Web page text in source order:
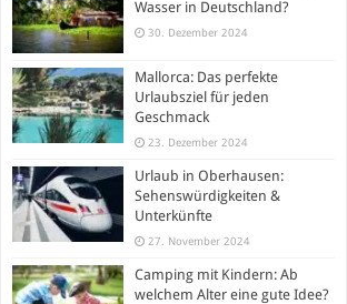
Wasser in Deutschland?
30. Dezember 2024
Mallorca: Das perfekte
Urlaubsziel für jeden
Geschmack
23. Dezember 2024
Urlaub in Oberhausen:
Sehenswürdigkeiten &
Unterkünfte
27. November 2024
Camping mit Kindern: Ab
welchem Alter eine gute Idee?